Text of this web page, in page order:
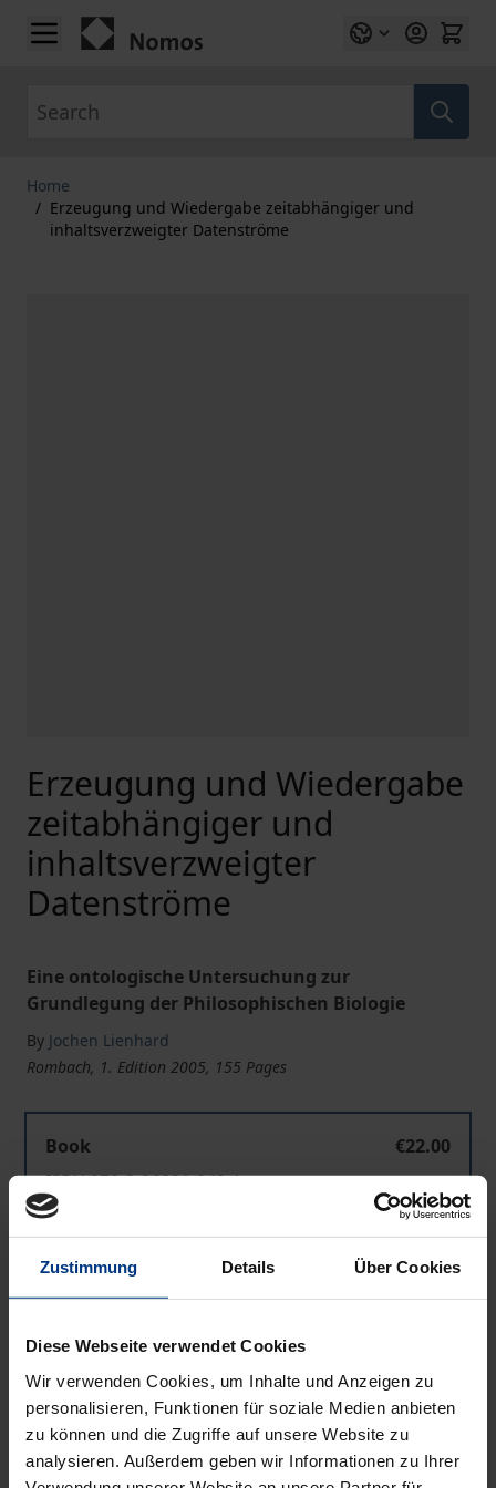
Zustimmung Details Über Cookies
Diese Webseite verwendet Cookies
Wir verwenden Cookies, um Inhalte und Anzeigen zu
personalisieren, Funktionen für soziale Medien anbieten
zu können und die Zugriffe auf unsere Website zu
analysieren. Außerdem geben wir Informationen zu Ihrer
Skip to Content
Home
/ Erzeugung und Wiedergabe zeitabhängiger und
inhaltsverzweigter Datenströme
Erzeugung und Wiedergabe
zeitabhängiger und
inhaltsverzweigter
Datenströme
Eine ontologische Untersuchung zur
Grundlegung der Philosophischen Biologie
By Jochen Lienhard
Rombach, 1. Edition 2005, 155 Pages
Book
€22.00
ISBN 978-3-96821-042-1
Available
Prices include VAT. Depending on the delivery address, VAT
Add to Cart
Add to Wish List
Delivery cost notice